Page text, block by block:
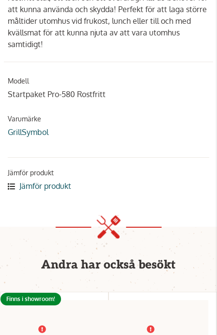
att kunna använda och skydda! Perfekt för att laga större
måltider utomhus vid frukost, lunch eller till och med
kvällsmat för att kunna njuta av att vara utomhus
samtidigt!
Modell
Startpaket Pro-580 Rostfritt
Varumärke
GrillSymbol
Jämför produkt
Jämför produkt
Andra har också besökt
Finns i showroom!